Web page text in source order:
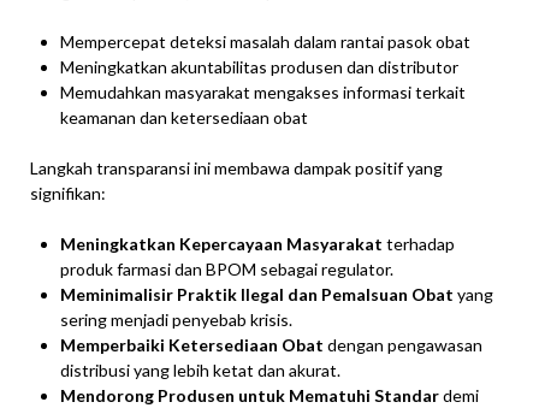
Mempercepat deteksi masalah dalam rantai pasok obat
Meningkatkan akuntabilitas produsen dan distributor
Memudahkan masyarakat mengakses informasi terkait
keamanan dan ketersediaan obat
Langkah transparansi ini membawa dampak positif yang
signifikan:
Meningkatkan Kepercayaan Masyarakat terhadap
produk farmasi dan BPOM sebagai regulator.
Meminimalisir Praktik Ilegal dan Pemalsuan Obat yang
sering menjadi penyebab krisis.
Memperbaiki Ketersediaan Obat dengan pengawasan
distribusi yang lebih ketat dan akurat.
Mendorong Produsen untuk Mematuhi Standardemi